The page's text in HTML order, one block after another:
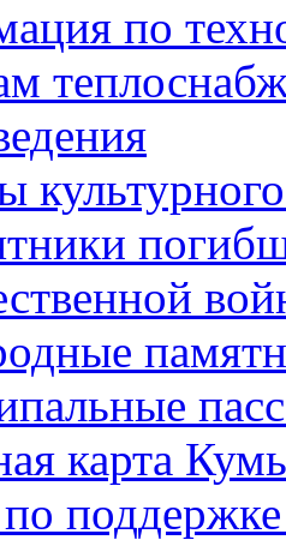
по
карта